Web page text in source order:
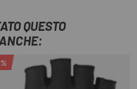
QUESTO